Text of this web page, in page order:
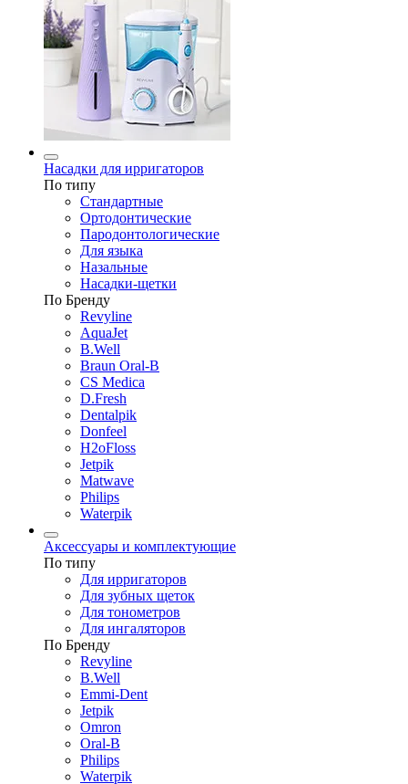
Насадки для ирригаторов
По типу
Стандартные
Ортодонтические
Пародонтологические
Для языка
Назальные
Насадки-щетки
По Бренду
Revyline
AquaJet
B.Well
Braun Oral-B
CS Medica
D.Fresh
Dentalpik
Donfeel
H2oFloss
Jetpik
Matwave
Philips
Waterpik
Аксессуары и комплектующие
По типу
Для ирригаторов
Для зубных щеток
Для тонометров
Для ингаляторов
По Бренду
Revyline
B.Well
Emmi-Dent
Jetpik
Omron
Oral-B
Philips
Waterpik